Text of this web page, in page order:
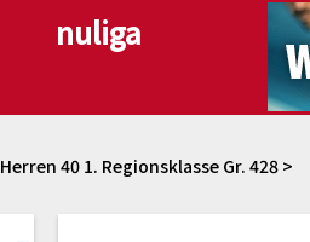
Herren 40 1. Regionsklasse Gr. 428 >